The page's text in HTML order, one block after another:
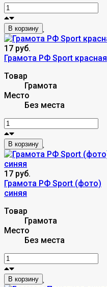
В корзину
17 руб.
Грамота РФ Sport красная
Товар
Грамота
Место
Без места
В корзину
17 руб.
Грамота РФ Sport (фото)
синяя
Товар
Грамота
Место
Без места
В корзину